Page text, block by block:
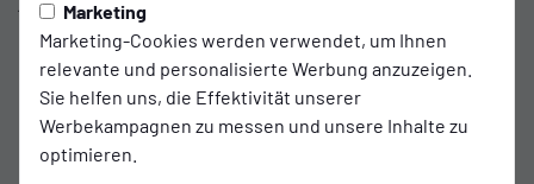
Marketing
Marketing-Cookies werden verwendet, um Ihnen
relevante und personalisierte Werbung anzuzeigen.
Sie helfen uns, die Effektivität unserer
Werbekampagnen zu messen und unsere Inhalte zu
optimieren.
Rießelmann über den neuesten Kickers-Transfer.
„Am Ende soll außer einer Aufbruchstimmung auch eine
familiäre Stimmung geschaffen werden und aufkommen“,
so Rießelmann. Das sieht auch Trainer Stefan Emmerling